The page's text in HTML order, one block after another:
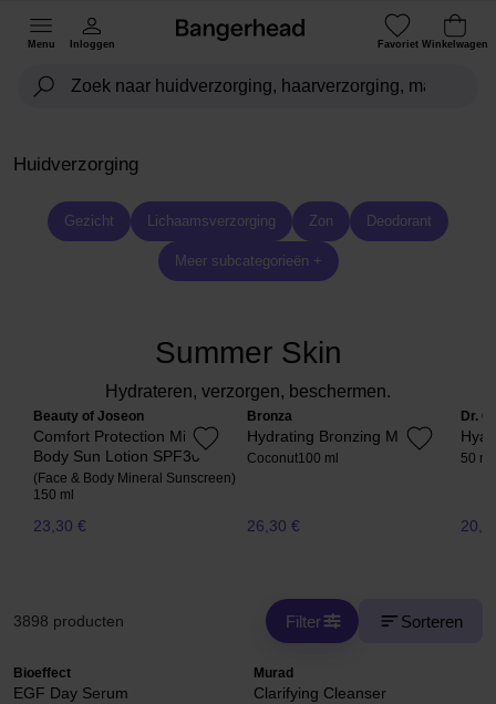
Menu Inloggen Favoriet Winkelwagen
Huidverzorging
Gezicht Lichaamsverzorging Zon Deodorant
Meer subcategorieën +
Summer Skin
Hydrateren, verzorgen, beschermen.
Beauty of Joseon
Comfort Protection Mineral
Body Sun Lotion SPF30
(Face & Body Mineral Sunscreen)
150 ml
23,30 €
Bronza
Hydrating Bronzing Mist
Coconut100 ml
26,30 €
Dr.
50 ml
3898 producten Filter Sorteren
Bioeffect
EGF Day Serum
Murad
Clarifying Cleanser